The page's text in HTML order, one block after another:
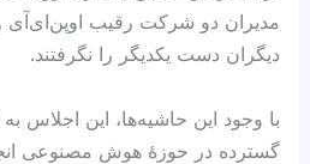
مدیران دو شرکت رقیب اوپن‌ای‌آی
دیگران دست یکدیگر را نگرفتند.
با وجود این حاشیه‌ها، این اجلاس
گسترده در حوزهٔ هوش مصنوعی